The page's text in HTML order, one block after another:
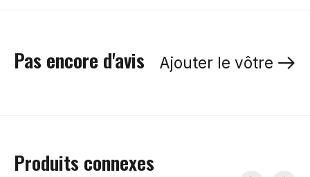
Pas encore d'avis Ajouter le vôtre
Produits connexes